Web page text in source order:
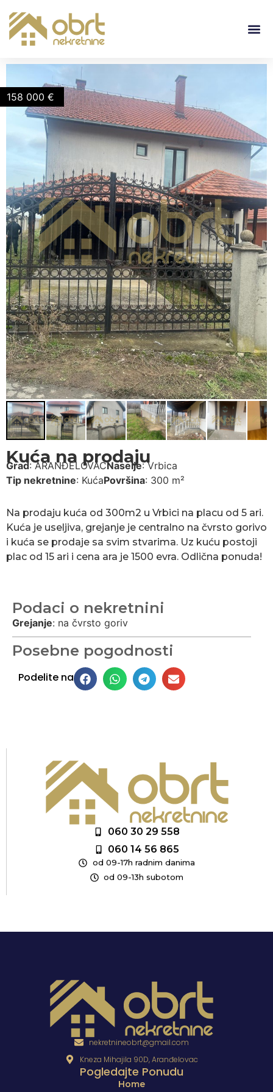
158 000 €
Kuća na prodaju
Grad:ARANĐELOVACNaselje:Vrbica
Tip nekretnine: KućaPovršina: 300 m²
Na prodaju kuća od 300m2 u Vrbici na placu od 5 ari.
Kuća je useljiva, grejanje je centralno na čvrsto gorivo
i kuća se prodaje sa svim stvarima. Uz kuću postoji
plac od 15 ari i cena ara je 1500 evra. Odlična ponuda!
Podaci o nekretnini
Grejanje: na čvrsto goriv
Posebne pogodnosti
Podelite na
060 30 29 558
060 14 56 865
od 09-17h radnim danima
od 09-13h subotom
nekretnineobrt@gmail.com
Kneza Mihajila 90D, Aranđelovac
Pogledajte Ponudu
Home